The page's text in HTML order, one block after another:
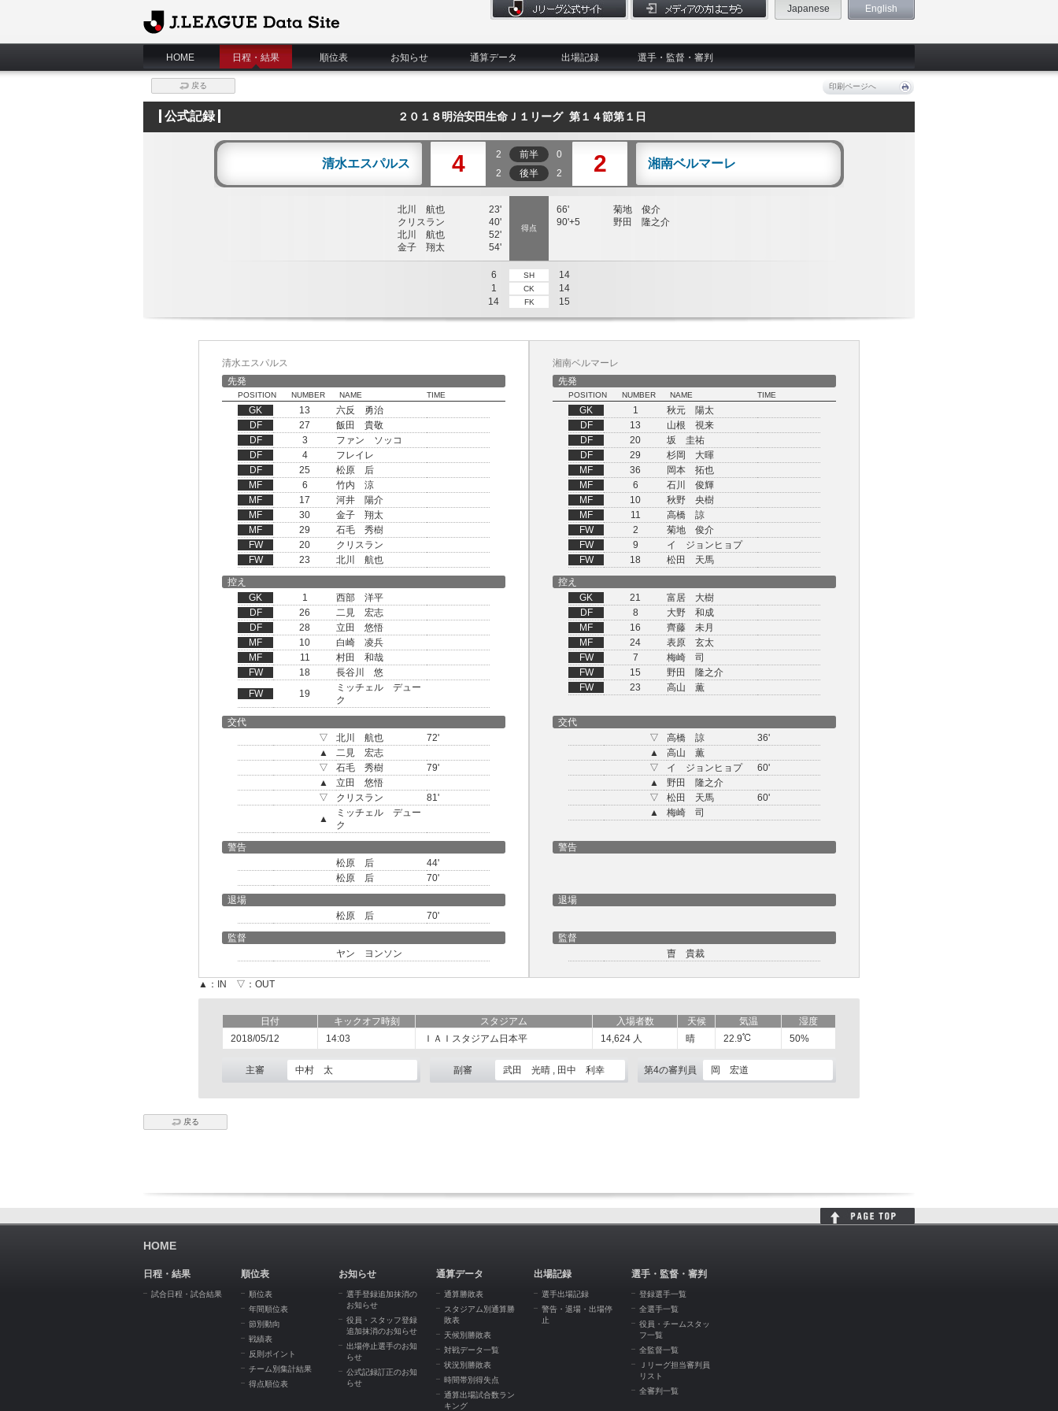
J.League Data Site
Japanese English
HOME 日程・結果 順位表 お知らせ 通算データ 出場記録 選手・監督・審判
戻る 印刷ページへ
公式記録 ２０１８明治安田生命Ｊ１リーグ 第１４節第１日
清水エスパルス 4 2 前半
0
2
後半 2 2 湘南ベルマーレ
北川 航也
23'
クリスラン
40'
北川 航也
52'
金子 翔太
54'
得点
66'
菊地 俊介
90'+5
野田 隆之介
6 SH
14
1
CK
14
14
FK 15
清水エスパルス
先発
POSITION NUMBER NAME TIME
GK 13
六反 勇治
DF
27
飯田 貴敬
DF
3
ファン ソッコ
DF
4
フレイレ
DF
25
松原 后
MF
6
竹内 涼
MF
17
河井 陽介
MF
30
金子 翔太
MF
29
石毛 秀樹
FW
20
クリスラン
FW
23 北川 航也
湘南ベルマーレ
先発
POSITION NUMBER NAME TIME
GK 1
秋元 陽太
DF
13
山根 視来
DF
20
坂 圭祐
DF
29
杉岡 大暉
MF
36
岡本 拓也
MF
6
石川 俊輝
MF
10
秋野 央樹
MF
11
高橋 諒
FW
2
菊地 俊介
FW
9
イ ジョンヒョプ
FW
18
松田 天馬
控え
GK
1
西部 洋平
DF
26
二見 宏志
DF
28
立田 悠悟
MF
10
白崎 凌兵
MF
11
村田 和哉
FW
18
長谷川 悠
FW
19
ミッチェル デュー
ク
控え
GK
21
富居 大樹
DF
8
大野 和成
MF
16
齊藤 未月
MF
24
表原 玄太
FW
7
梅崎 司
FW
15
野田 隆之介
FW
23 高山 薫
交代
▽
北川 航也
72'
▲
二見 宏志
▽
石毛 秀樹
79'
▲
立田 悠悟
▽
クリスラン
81'
▲
ミッチェル デュー
ク
交代
▽
高橋 諒
36'
▲
高山 薫
▽
イ ジョンヒョプ
60'
▲
野田 隆之介
▽
松田 天馬
60'
▲
梅崎 司
警告
松原 后
44'
松原 后
70'
警告
退場
松原 后
70'
退場
監督
ヤン ヨンソン
監督
曺 貴裁
▲：IN ▽：OUT
日付 キックオフ時刻 スタジアム 入場者数 天候 気温
湿度
2018/05/12
14:03 ＩＡＩスタジアム日本平 14,624 人 晴 22.9 50%
主審 中村 太 副審 武田 光晴 , 田中 利幸 第4の審判員 岡 宏道
戻る
HOME
日程・結果
試合日程・試合結果
順位表
順位表
年間順位表
節別動向
戦績表
反則ポイント
チーム別集計結果
得点順位表
お知らせ
選手登録追加抹消の
お知らせ
役員・スタッフ登録
追加抹消のお知らせ
出場停止選手のお知
らせ
公式記録訂正のお知
らせ
通算データ
通算勝敗表
スタジアム別通算勝
敗表
天候別勝敗表
対戦データ一覧
状況別勝敗表
時間帯別得失点
通算出場試合数ラン
キング
出場記録
選手出場記録
警告・退場・出場停
止
選手・監督・審判
登録選手一覧
全選手一覧
役員・チームスタッ
フ一覧
全監督一覧
Ｊリーグ担当審判員
リスト
全審判一覧